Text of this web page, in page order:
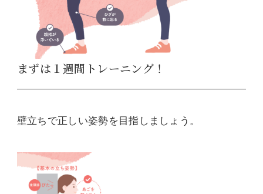
まずは１週間トレーニング！
壁立ちで正しい姿勢を目指しましょう。